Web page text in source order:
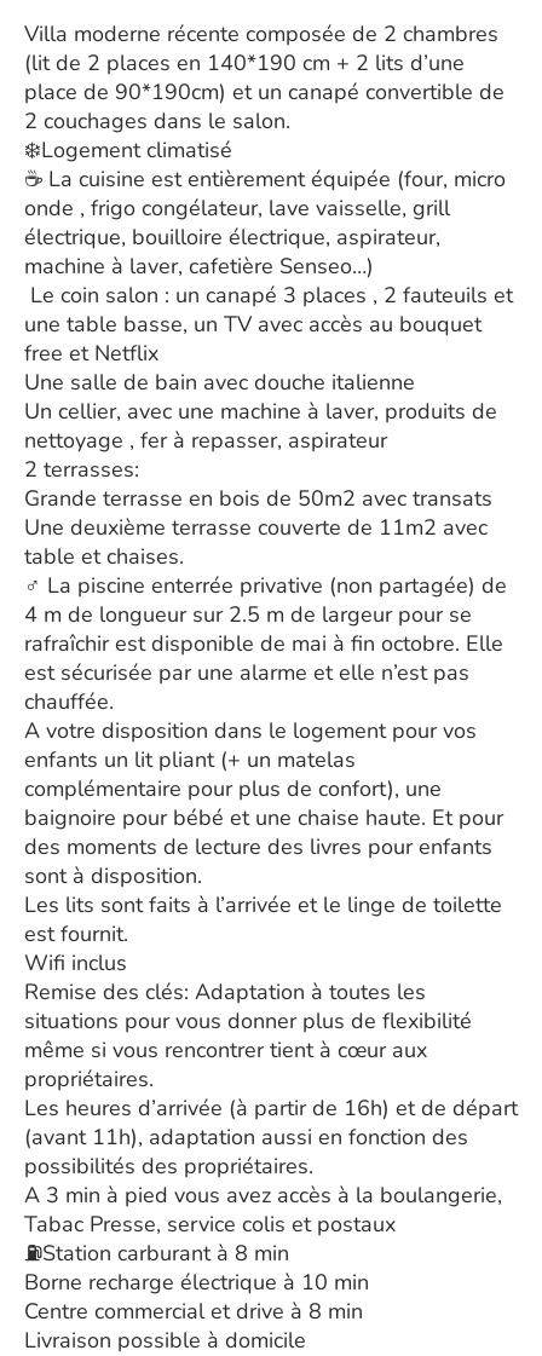
Villa moderne récente composée de 2 chambres
(lit de 2 places en 140*190 cm + 2 lits d’une
place de 90*190cm) et un canapé convertible de
2 couchages dans le salon.
❄️Logement climatisé
☕ La cuisine est entièrement équipée (four, micro
onde , frigo congélateur, lave vaisselle, grill
électrique, bouilloire électrique, aspirateur,
machine à laver, cafetière Senseo…)
️ Le coin salon : un canapé 3 places , 2 fauteuils et
une table basse, un TV avec accès au bouquet
free et Netflix
Une salle de bain avec douche italienne
Un cellier, avec une machine à laver, produits de
nettoyage , fer à repasser, aspirateur
2 terrasses:
Grande terrasse en bois de 50m2 avec transats
Une deuxième terrasse couverte de 11m2 avec
table et chaises.
‍♂️ La piscine enterrée privative (non partagée) de
4 m de longueur sur 2.5 m de largeur pour se
rafraîchir est disponible de mai à fin octobre. Elle
est sécurisée par une alarme et elle n’est pas
chauffée.
A votre disposition dans le logement pour vos
enfants un lit pliant (+ un matelas
complémentaire pour plus de confort), une
baignoire pour bébé et une chaise haute. Et pour
des moments de lecture des livres pour enfants
sont à disposition.
Les lits sont faits à l’arrivée et le linge de toilette
est fournit.
Wifi inclus
Remise des clés: Adaptation à toutes les
situations pour vous donner plus de flexibilité
même si vous rencontrer tient à cœur aux
propriétaires.
Les heures d’arrivée (à partir de 16h) et de départ
(avant 11h), adaptation aussi en fonction des
possibilités des propriétaires.
A 3 min à pied vous avez accès à la boulangerie,
Tabac Presse, service colis et postaux
⛽Station carburant à 8 min
Borne recharge électrique à 10 min
Centre commercial et drive à 8 min
Livraison possible à domicile